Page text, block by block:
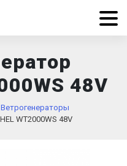
48V
Ветрогенераторы
WT2000WS 48V